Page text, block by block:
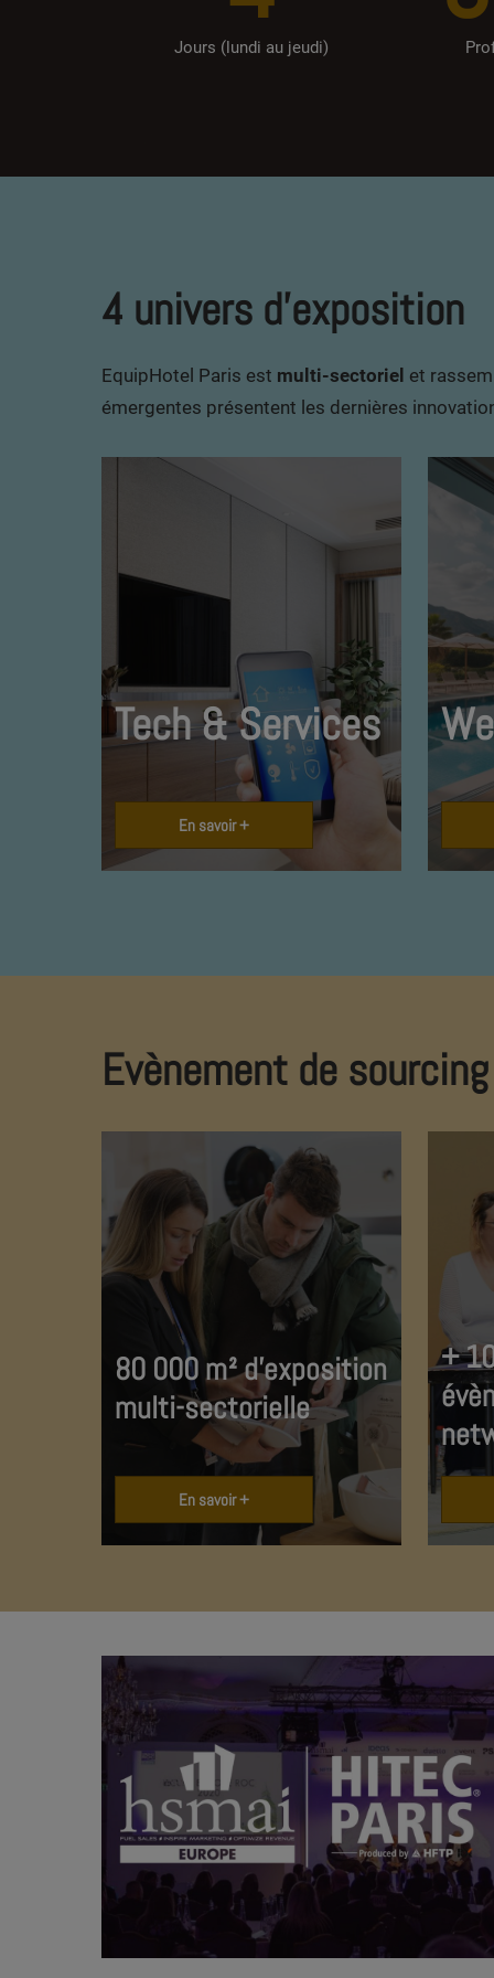
Jours (lundi au jeudi)
4 univers d'exposition
EquipHotel Paris est multi-sectoriel et
émergentes présentent les dernières
Tech & Services
En savoir +
Evènement de
80 000 m² d’exposition
multi-sectorielle
En savoir +
+